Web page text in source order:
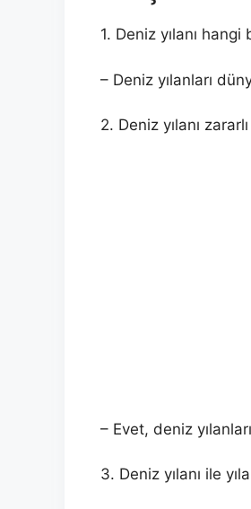
1. Deniz yılanı
– Deniz yılanları
2. Deniz yılanı zararlı
– Evet, deniz
3. Deniz yılanı ile